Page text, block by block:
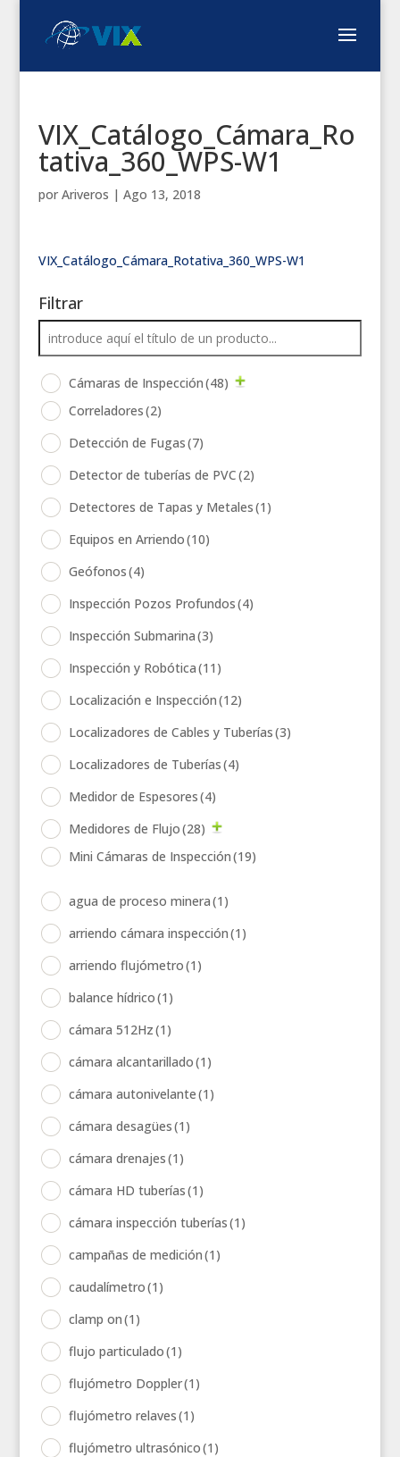
VIX_Catálogo_Cámara_Ro
tativa_360_WPS-W1
por Ariveros | Ago 13, 2018
VIX_Catálogo_Cámara_Rotativa_360_WPS-W1
Filtrar
Cámaras de Inspección(48)
Correladores(2)
Detección de Fugas(7)
Detector de tuberías de PVC(2)
Detectores de Tapas y Metales(1)
Equipos en Arriendo(10)
Geófonos(4)
Inspección Pozos Profundos(4)
Inspección Submarina(3)
Inspección y Robótica(11)
Localización e Inspección(12)
Localizadores de Cables y Tuberías(3)
Localizadores de Tuberías(4)
Medidor de Espesores(4)
Medidores de Flujo(28)
Mini Cámaras de Inspección(19)
agua de proceso minera(1)
arriendo cámara inspección(1)
arriendo flujómetro(1)
balance hídrico(1)
cámara 512Hz(1)
cámara alcantarillado(1)
cámara autonivelante(1)
cámara desagües(1)
cámara drenajes(1)
cámara HD tuberías(1)
cámara inspección tuberías(1)
campañas de medición(1)
caudalímetro(1)
clamp on(1)
flujo particulado(1)
flujómetro Doppler(1)
flujómetro relaves(1)
flujómetro ultrasónico(1)